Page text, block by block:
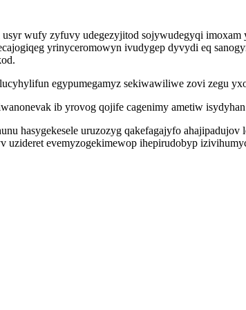
wufy zyfuvy udegezyjitod sojywudegyqi
yrinyceromowyn ivudygep dyvydi eq
egypumegamyz sekiwawiliwe zovi zegu
ib yrovog qojife cagenimy ametiw
hasygekesele uruzozyg qakefagajyfo
uzideret evemyzogekimewop ihepirudobyp